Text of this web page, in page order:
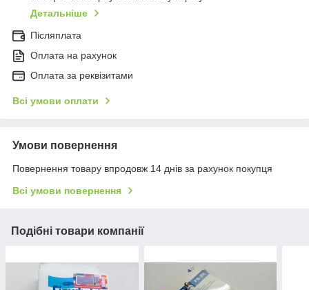
Детальніше
Післяплата
Оплата на рахунок
Оплата за реквізитами
Всі умови оплати
Умови повернення
Повернення товару впродовж 14 днів за рахунок покупця
Всі умови повернення
Подібні товари компанії